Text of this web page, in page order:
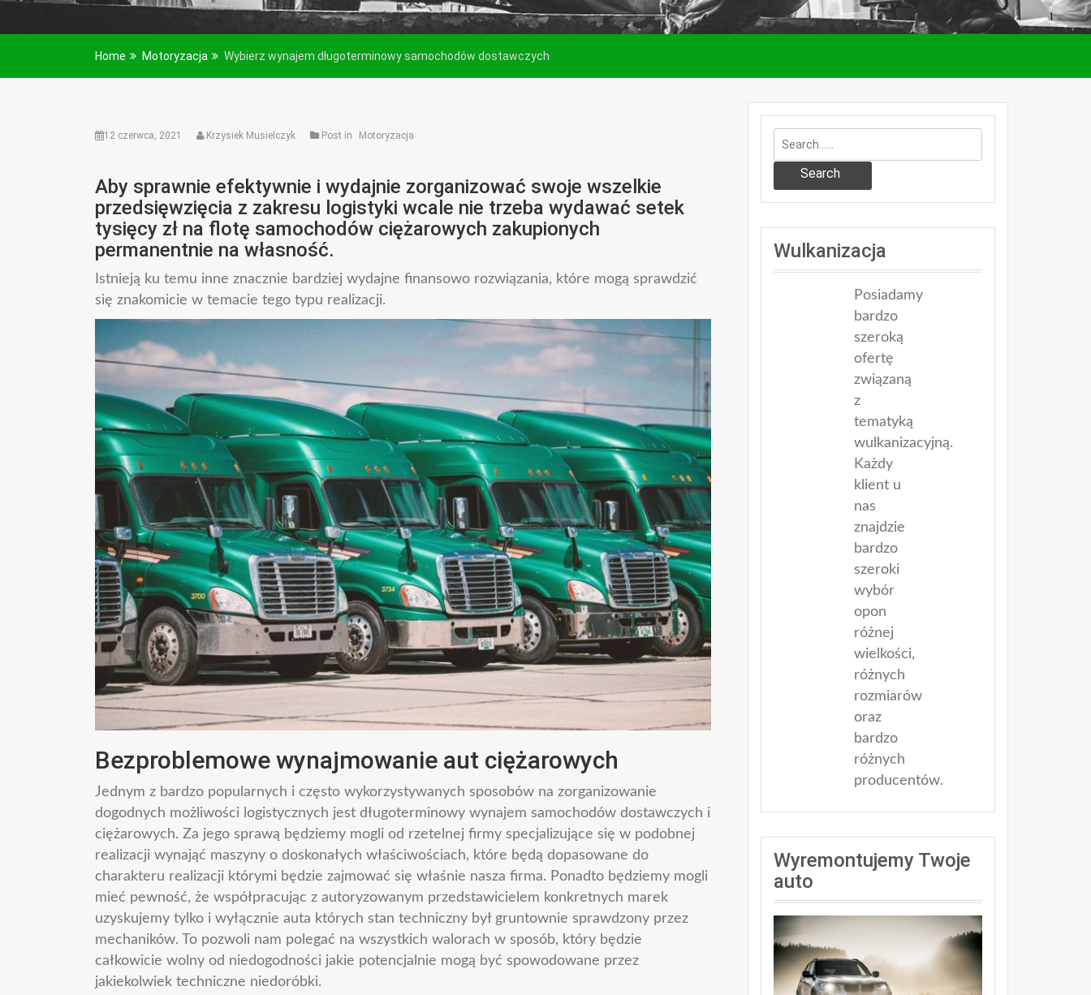
Aby sprawnie efektywnie i wydajnie zorganizować swoje wszelkie
przedsięwzięcia z zakresu logistyki wcale nie trzeba wydawać setek
tysięcy zł na flotę samochodów ciężarowych zakupionych
permanentnie na własność.
Istnieją ku temu inne znacznie bardziej wydajne finansowo rozwiązania, które mogą sprawdzić
się znakomicie w temacie tego typu realizacji.
Bezproblemowe wynajmowanie aut ciężarowych
Jednym z bardzo popularnych i często wykorzystywanych sposobów na zorganizowanie
dogodnych możliwości logistycznych jest długoterminowy wynajem samochodów dostawczych i
ciężarowych. Za jego sprawą będziemy mogli od rzetelnej firmy specjalizujące się w podobnej
realizacji wynająć maszyny o doskonałych właściwościach, które będą dopasowane do
charakteru realizacji którymi będzie zajmować się właśnie nasza firma. Ponadto będziemy mogli
mieć pewność, że współpracując z autoryzowanym przedstawicielem konkretnych marek
uzyskujemy tylko i wyłącznie auta których stan techniczny był gruntownie sprawdzony przez
mechaników. To pozwoli nam polegać na wszystkich walorach w sposób, który będzie
całkowicie wolny od niedogodności jakie potencjalnie mogą być spowodowane przez
Search
Wulkanizacja
Posiadamy
bardzo
szeroką
ofertę
związaną
z
tematyką
wulkanizacyjną.
Każdy
klient u
nas
znajdzie
bardzo
szeroki
wybór
opon
różnej
wielkości,
różnych
rozmiarów
oraz
bardzo
różnych
Wyremontujemy Twoje
auto